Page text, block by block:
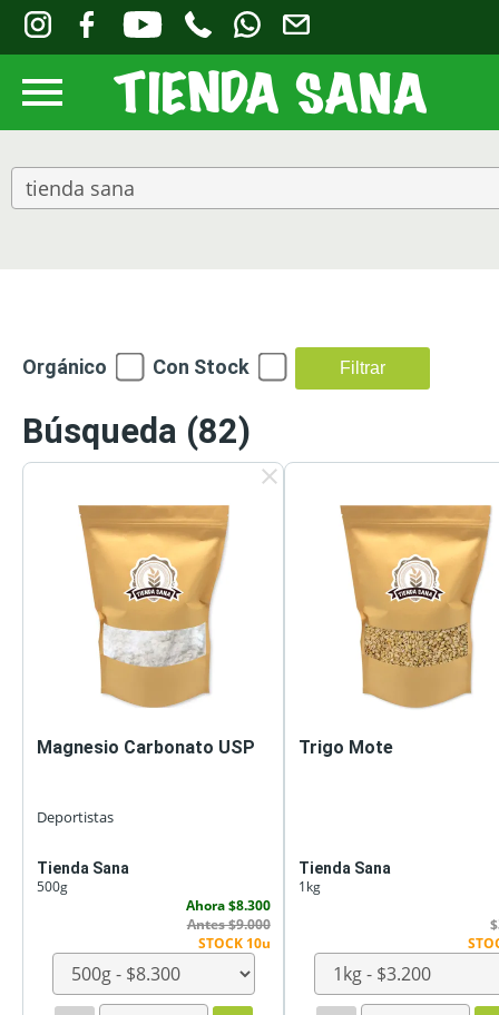
Orgánico Con Stock Filtrar
Búsqueda (82)
clear
Magnesio Carbonato USP
Deportistas
Tienda Sana
500g
Ahora $8.300
Antes $9.000
STOCK 10u
Trigo Mote
Tienda Sana
1kg